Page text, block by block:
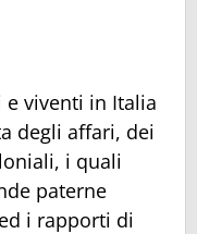
e viventi in Italia
degli affari, dei
i quali
paterne
i rapporti di